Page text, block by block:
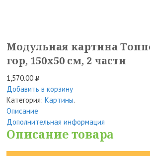
Модульная картина
гор, 150х50 см, 2 части
1,570.00Р
УБ.
Добавить в корзину
Категория:Картины.
Описание
Дополнительная информация
Описание товара